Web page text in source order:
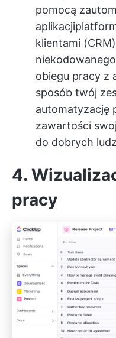
pomocą
aplikacji
klientami (CRM)
obiegu pracy z
sposób twój
automatyzację
zawartości
do dobrych
4.
pracy